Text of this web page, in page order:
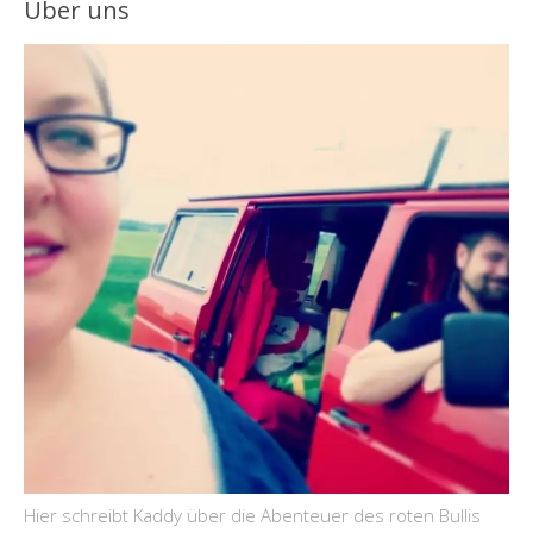
Über uns
Hier schreibt Kaddy über die Abenteuer des roten Bullis